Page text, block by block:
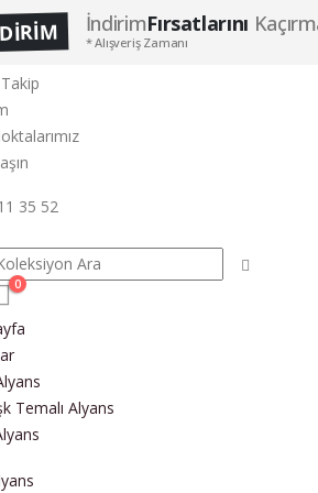
İndirimFırsatlarını
* Alışveriş Zamanı
35 52
0
Temalı Alyans